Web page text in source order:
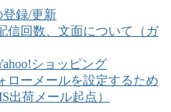
録/更新
信回数、文面について（ガ
ショッピング
ローメールを設定するため
出荷メール起点）